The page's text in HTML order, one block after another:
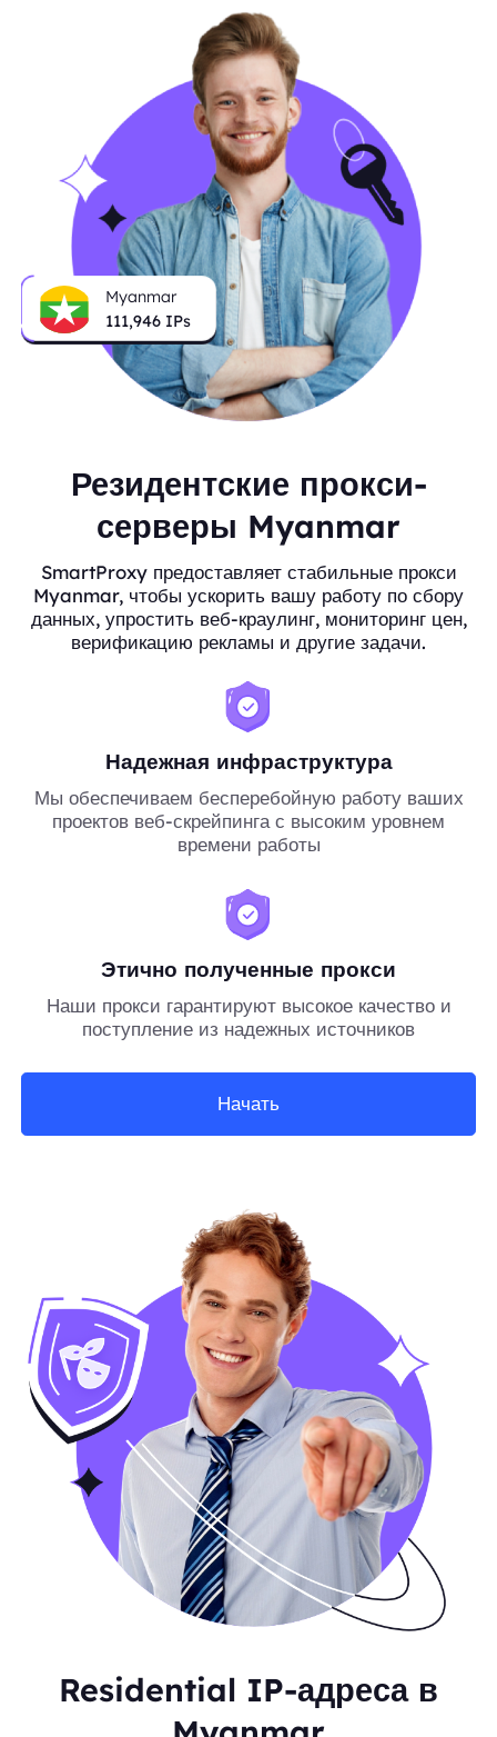
Myanmar
111,946 IPs
Резидентские прокси-
серверы Myanmar
SmartProxy предоставляет стабильные прокси
Myanmar, чтобы ускорить вашу работу по сбору
данных, упростить веб-краулинг, мониторинг цен,
верификацию рекламы и другие задачи.
Надежная инфраструктура
Мы обеспечиваем бесперебойную работу ваших
проектов веб-скрейпинга с высоким уровнем
времени работы
Этично полученные прокси
Наши прокси гарантируют высокое качество и
поступление из надежных источников
Начать
Residential IP-адреса в